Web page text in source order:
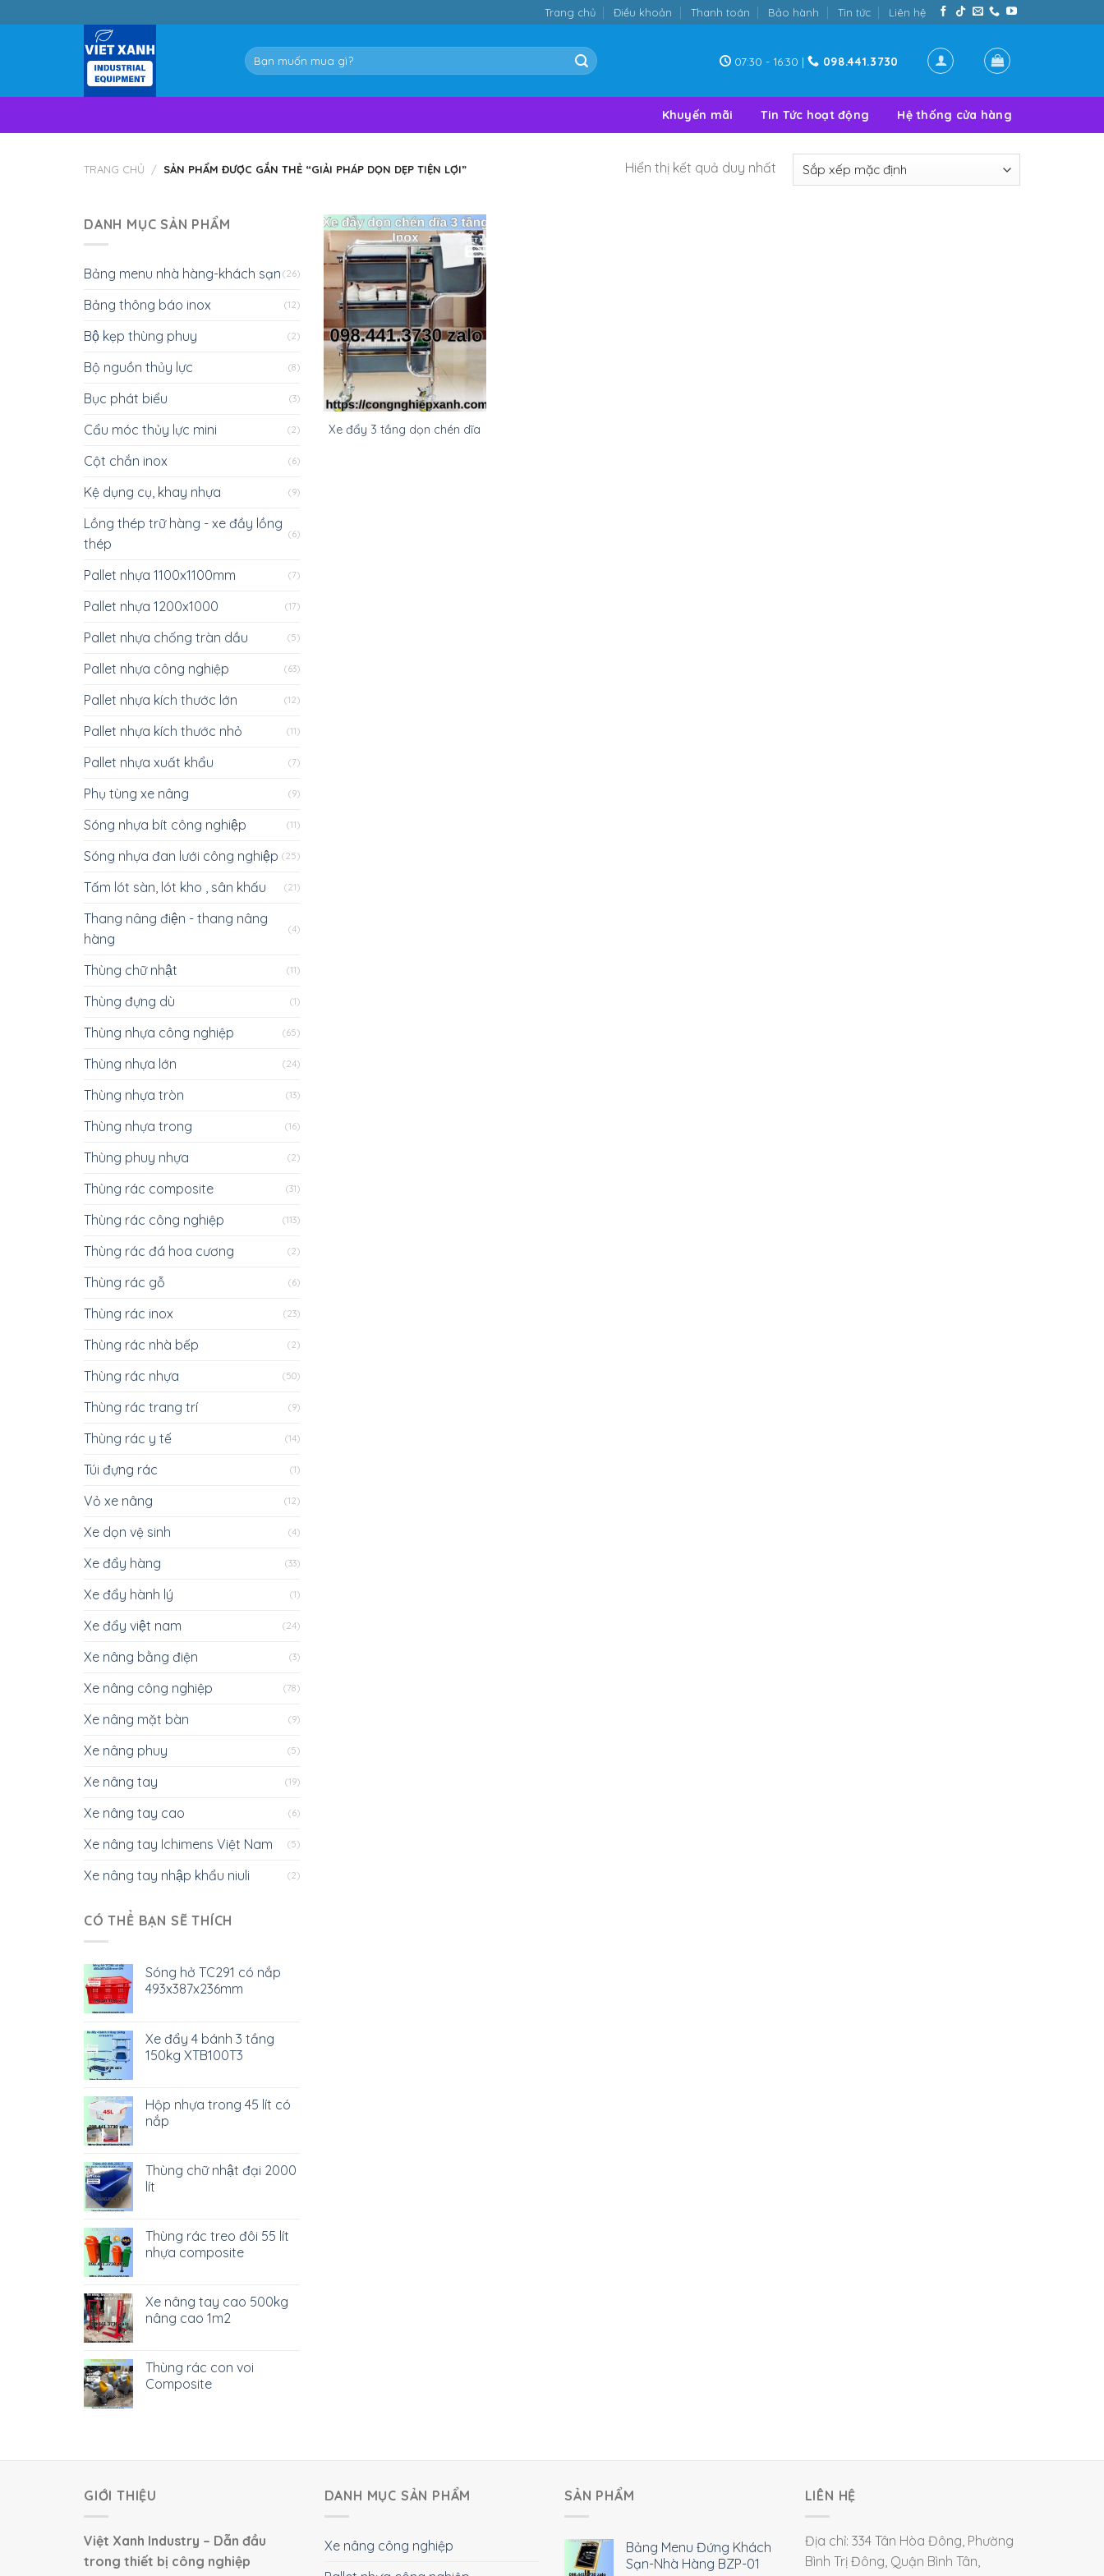
to
Trang chủ Điều khoản Thanh toán Bảo hành Tin tức Liên hệ
Tìm
kiếm:
07:30 - 16:30 | 098.441.3730
Khuyến mãi Tin Tức hoạt động Hệ thống cửa hàng
TRANG CHỦ / SẢN PHẨM ĐƯỢC GẮN THẺ “GIẢI PHÁP DỌN DẸP TIỆN LỢI” Hiển thị kết quả duy nhất
DANH MỤC SẢN PHẨM
Bảng menu nhà hàng-khách sạn (26)
Bảng thông báo inox (12)
Bộ kẹp thùng phuy (2)
Bộ nguồn thủy lực (8)
Bục phát biểu (3)
Cẩu móc thủy lực mini (2)
Cột chắn inox (6)
Kệ dụng cụ, khay nhựa (9)
Lồng thép trữ hàng - xe đầy lồng
thép
(6)
Pallet nhựa 1100x1100mm (7)
Pallet nhựa 1200x1000 (17)
Pallet nhựa chống tràn dầu (5)
Pallet nhựa công nghiệp (63)
Pallet nhựa kích thước lớn (12)
Pallet nhựa kích thước nhỏ (11)
Pallet nhựa xuất khẩu (7)
Phụ tùng xe nâng (9)
Sóng nhựa bít công nghiệp (11)
Sóng nhựa đan lưới công nghiệp (25)
Tấm lót sàn, lót kho , sân khấu (21)
Thang nâng điện - thang nâng
hàng
(4)
Thùng chữ nhật (11)
Thùng đựng dù (1)
Thùng nhựa công nghiệp (65)
Thùng nhựa lớn (24)
Thùng nhựa tròn (13)
Thùng nhựa trong (16)
Thùng phuy nhựa (2)
Thùng rác composite (31)
Thùng rác công nghiệp (113)
Thùng rác đá hoa cương (2)
Thùng rác gỗ (6)
Thùng rác inox (23)
Thùng rác nhà bếp (2)
Thùng rác nhựa (50)
Thùng rác trang trí (9)
Thùng rác y tế (14)
Túi đựng rác (1)
Vỏ xe nâng (12)
Xe dọn vệ sinh (4)
Xe đẩy hàng (33)
Xe đẩy hành lý (1)
Xe đẩy việt nam (24)
Xe nâng bằng điện (3)
Xe nâng công nghiệp (78)
Xe nâng mặt bàn (9)
Xe nâng phuy (5)
Xe nâng tay (19)
Xe nâng tay cao (6)
Xe nâng tay Ichimens Việt Nam (5)
Xe nâng tay nhập khẩu niuli (2)
CÓ THỂ BẠN SẼ THÍCH
Sóng hở TC291 có nắp
493x387x236mm
Xe đẩy 4 bánh 3 tầng
150kg XTB100T3
Hộp nhựa trong 45 lít có
nắp
Thùng chữ nhật đại 2000
lít
Thùng rác treo đôi 55 lít
nhựa composite
Xe nâng tay cao 500kg
nâng cao 1m2
Thùng rác con voi
Composite
Xe đẩy 3 tầng dọn chén dĩa
GIỚI THIỆU
Việt Xanh Industry – Dẫn đầu
trong thiết bị công nghiệp
DANH MỤC SẢN PHẨM
Xe nâng công nghiệp
SẢN PHẨM
Bảng Menu Đứng Khách
Sạn-Nhà Hàng BZP-01
LIÊN HỆ
Địa chỉ: 334 Tân Hòa Đông, Phường
Bình Trị Đông, Quận Bình Tân,